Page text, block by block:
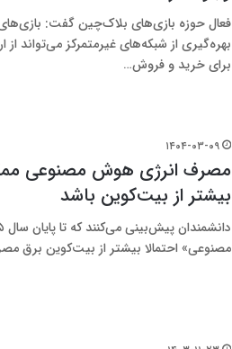
فعال حوزه بازی‌های بلاک‌چین گفت:
بهره‌گیری از شبکه‌های غیرمتمرکز می‌تواند از
برای خرید و فروش…
۱۴۰۴-۰۳-۰۹
مصرف انرژی هوش مصنوعی
بیشتر از بیت‌کوین باشد
مصنوعی» احتمالا بیشتر از بیت‌کوین برق